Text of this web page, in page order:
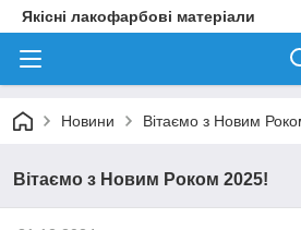
Якісні лакофарбові матеріали
Новини Вітаємо з Новим
Вітаємо з Новим Роком 2025!